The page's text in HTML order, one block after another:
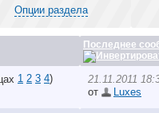
Опции раздела
Последнее
1 2 3 4)
21.11.2011
от
Luxes